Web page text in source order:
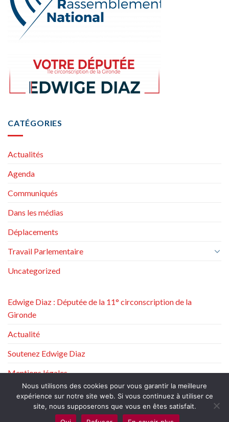
CATÉGORIES
Actualités
Agenda
Communiqués
Dans les médias
Déplacements
Travail Parlementaire
Uncategorized
Edwige Diaz : Députée de la 11° circonscription de la
Gironde
Actualité
Soutenez Edwige Diaz
Mentions légales
Politique de protection des données à caractère personnel
Nous utilisons des cookies pour vous garantir la meilleure
expérience sur notre site web. Si vous continuez à utiliser ce
site, nous supposerons que vous en êtes satisfait.